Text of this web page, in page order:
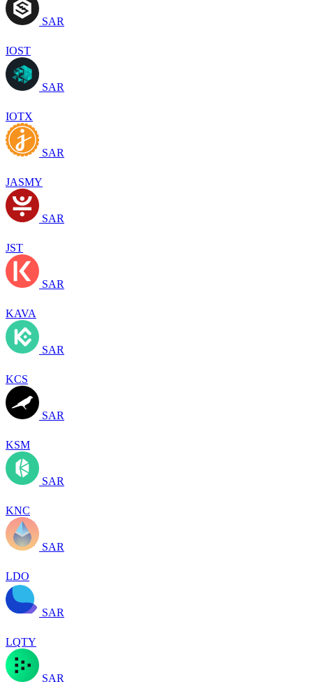
SAR
IOST
SAR
IOTX
SAR
JASMY
SAR
JST
SAR
KAVA
SAR
KCS
SAR
KSM
SAR
KNC
SAR
LDO
SAR
LQTY
SAR